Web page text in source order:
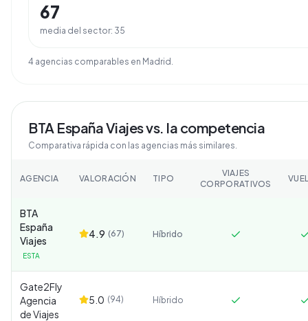
67
media del sector: 35
4 agencias comparables en Madrid
BTA España Viajesvs. la competencia
Comparativa rápida con las agencias más similares.
AGENCIA VALORACIÓN TIPO
VIAJES
CORPORATIVOS
BTA
España
Viajes
ESTA
4.9 (67) Híbrido
Gate2Fly
Agencia
de Viajes
5.0 (94) Híbrido